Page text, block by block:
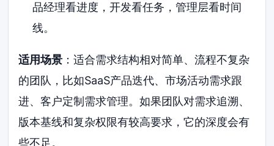
品经理看进度，开发看任务，管理层看时间
线。
适用场景 ：适合需求结构相对简单、流程不复杂
的团队，比如SaaS产品迭代、市场活动需求跟
进、客户定制需求管理。如果团队对需求追溯、
版本基线和复杂权限有较高要求，它的深度会有
些不足。